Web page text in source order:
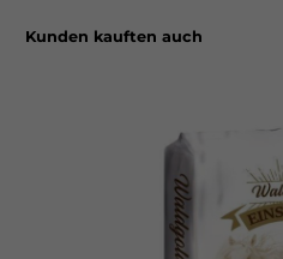
Kunden kauften auch